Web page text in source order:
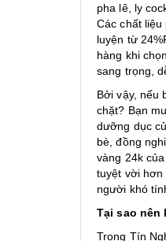
pha lê, ly
Các chất
luyện từ
hàng khi
sang trọng,
Bởi vậy, nếu
chặt? Bạn
dưỡng dục
bè, đồng
vàng 24k
tuyệt vời hơn
người khó
Tại sao nên
Trọng Tín